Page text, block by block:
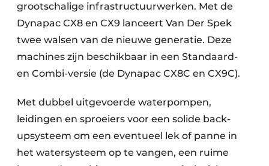
grootschalige infrastructuurwerken. Met de
Dynapac CX8 en CX9 lanceert Van Der Spek
twee walsen van de nieuwe generatie. Deze
machines zijn beschikbaar in een Standaard-
en Combi-versie (de Dynapac CX8C en CX9C).
Met dubbel uitgevoerde waterpompen,
leidingen en sproeiers voor een solide back-
upsysteem om een eventueel lek of panne in
het watersysteem op te vangen, een ruime